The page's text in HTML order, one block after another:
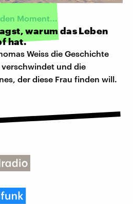
Moment...
warum das Leben
hat.
Weiss die Geschichte
und die
der diese Frau finden will.